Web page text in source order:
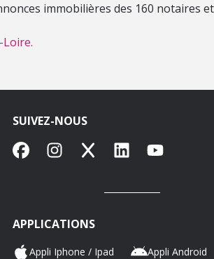
immobilières des 160 notaires
SUIVEZ-NOUS
FacebookInstagram
X LinkedInYouTube
APPLICATIONS
Appli Iphone / Ipad Appli Android